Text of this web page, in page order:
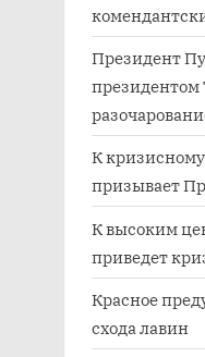
Президент
президентом
К
призывает
К высоким
приведет
Красное
схода лавин